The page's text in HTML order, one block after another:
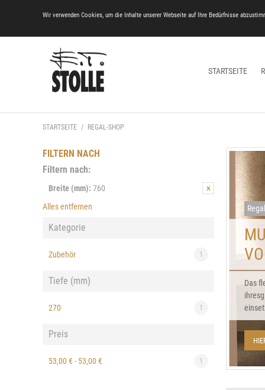
STARTSEITE
STARTSEITE / REGAL-SHOP
FILTERN NACH
Filtern nach:
Breite (mm): 760
Alles entfernen
Kategorie
Zubehör 1
Tiefe (mm)
270 1
Preis
53,00 €-53,00 € 1
Das
Wir verwenden Cookies, um die Inhalte unserer Webseite auf Ihre Bedürfnisse